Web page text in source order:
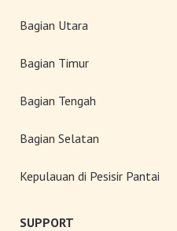
Bagian Utara
Bagian Timur
Bagian Tengah
Bagian Selatan
Kepulauan di Pesisir Pantai
SUPPORT